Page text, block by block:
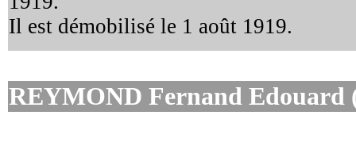
Il est démobilisé le 1 août 1919.
REYMOND Fernand Edouard